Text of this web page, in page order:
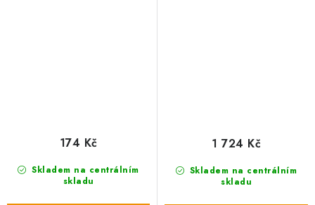
Skladem na centrálním
skladu
174 Kč
Skladem na centrálním
skladu
1 724 Kč